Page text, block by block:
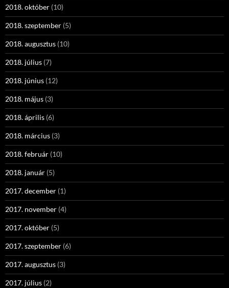
2018. október (10)
2018. szeptember (5)
2018. augusztus (10)
2018. július (7)
2018. június (12)
2018. május (3)
2018. április (6)
2018. március (3)
2018. február (10)
2018. január (5)
2017. december (1)
2017. november (4)
2017. október (5)
2017. szeptember (6)
2017. augusztus (3)
2017. július (2)